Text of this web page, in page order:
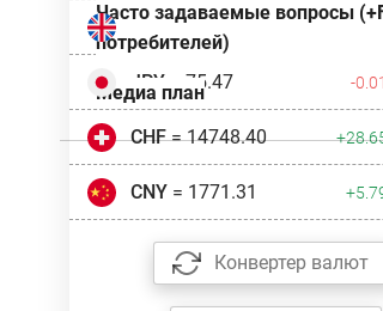
Часто задаваемые вопросы
потребителей)
Медиа план
GBP= 16066.01 +31.13
JPY= 75.47 -0.01
CHF= 14748.40
CNY= 1771.31
Конвертер валют